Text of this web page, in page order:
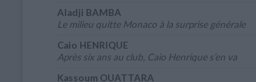
Aladji BAMBA
Le milieu quitte Monaco à la surprise générale
Caio HENRIQUE
Après six ans au club, Caio Henrique s’en va
Kassoum OUATTARA